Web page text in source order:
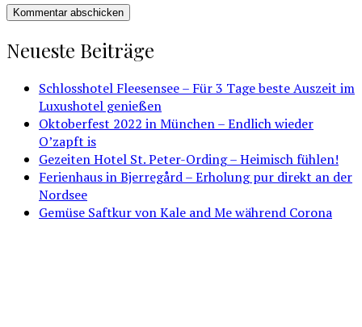
Neueste Beiträge
Schlosshotel Fleesensee – Für 3 Tage beste Auszeit im
Luxushotel genießen
Oktoberfest 2022 in München – Endlich wieder
O’zapft is
Gezeiten Hotel St. Peter-Ording – Heimisch fühlen!
Ferienhaus in Bjerregård – Erholung pur direkt an der
Nordsee
Gemüse Saftkur von Kale and Me während Corona